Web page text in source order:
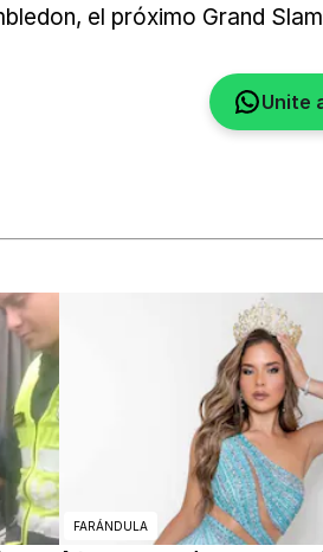
el próximo Grand
Unite
FARÁNDULA